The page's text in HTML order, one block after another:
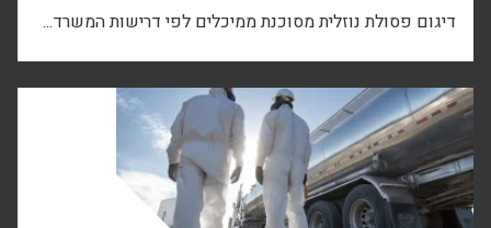
דיגום פסולת נוזלית מסוכנת ממיכלים לפי דרישות המשרד...